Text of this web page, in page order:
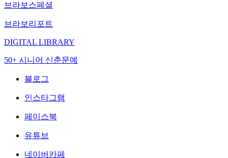
브라보스페셜
브라보리포트
DIGITAL LIBRARY
50+ 시니어 신춘문예
블로그
인스타그램
페이스북
유튜브
네이버카페